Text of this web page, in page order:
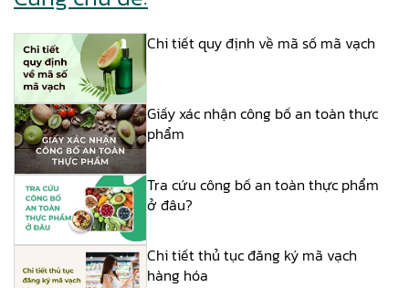
Chi tiết quy định về mã số mã vạch
Giấy xác nhận công bố an toàn thực
phẩm
Tra cứu công bố an toàn thực phẩm
ở đâu?
Chi tiết thủ tục đăng ký mã vạch
hàng hóa